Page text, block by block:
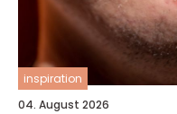
inspiration
04. August 2026